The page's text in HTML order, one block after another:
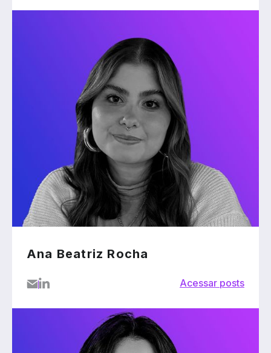
Ana Beatriz Rocha
Acessar posts